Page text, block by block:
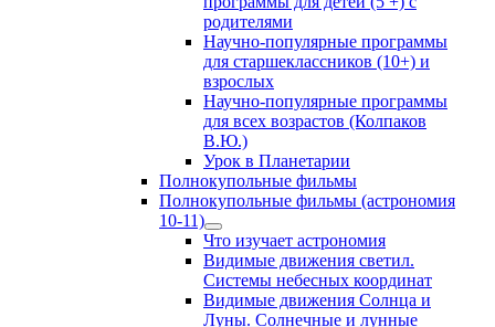
menu
родителями
Научно-популярные программы
для старшеклассников (10+) и
взрослых
Научно-популярные программы
для всех возрастов (Колпаков
В.Ю.)
Урок в Планетарии
Полнокупольные фильмы
Полнокупольные фильмы (астрономия
10-11)
Show
sub
menu
Что изучает астрономия
Видимые движения светил.
Системы небесных координат
Видимые движения Солнца и
Луны. Солнечные и лунные